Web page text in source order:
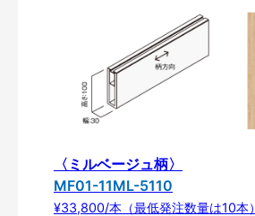
〈ミルベージュ柄〉
MF01-11ML-5110
¥33,800/本（最低発注数量は10本）